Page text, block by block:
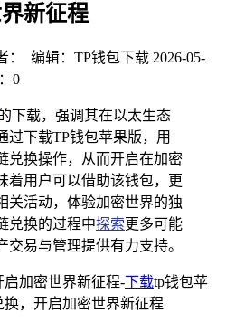
新征程
： 编辑：TP钱包下载 2026-05-
0
下载，强调其在以太生态
过下载TP钱包苹果版，用
兑换操作，从而开启在加密
着用户可以借助该钱包，更
关活动，体验加密世界的独
兑换的过程中探索更多可能
易与管理提供有力支持。
加密世界新征程-下载tp钱包苹
，开启加密世界新征程